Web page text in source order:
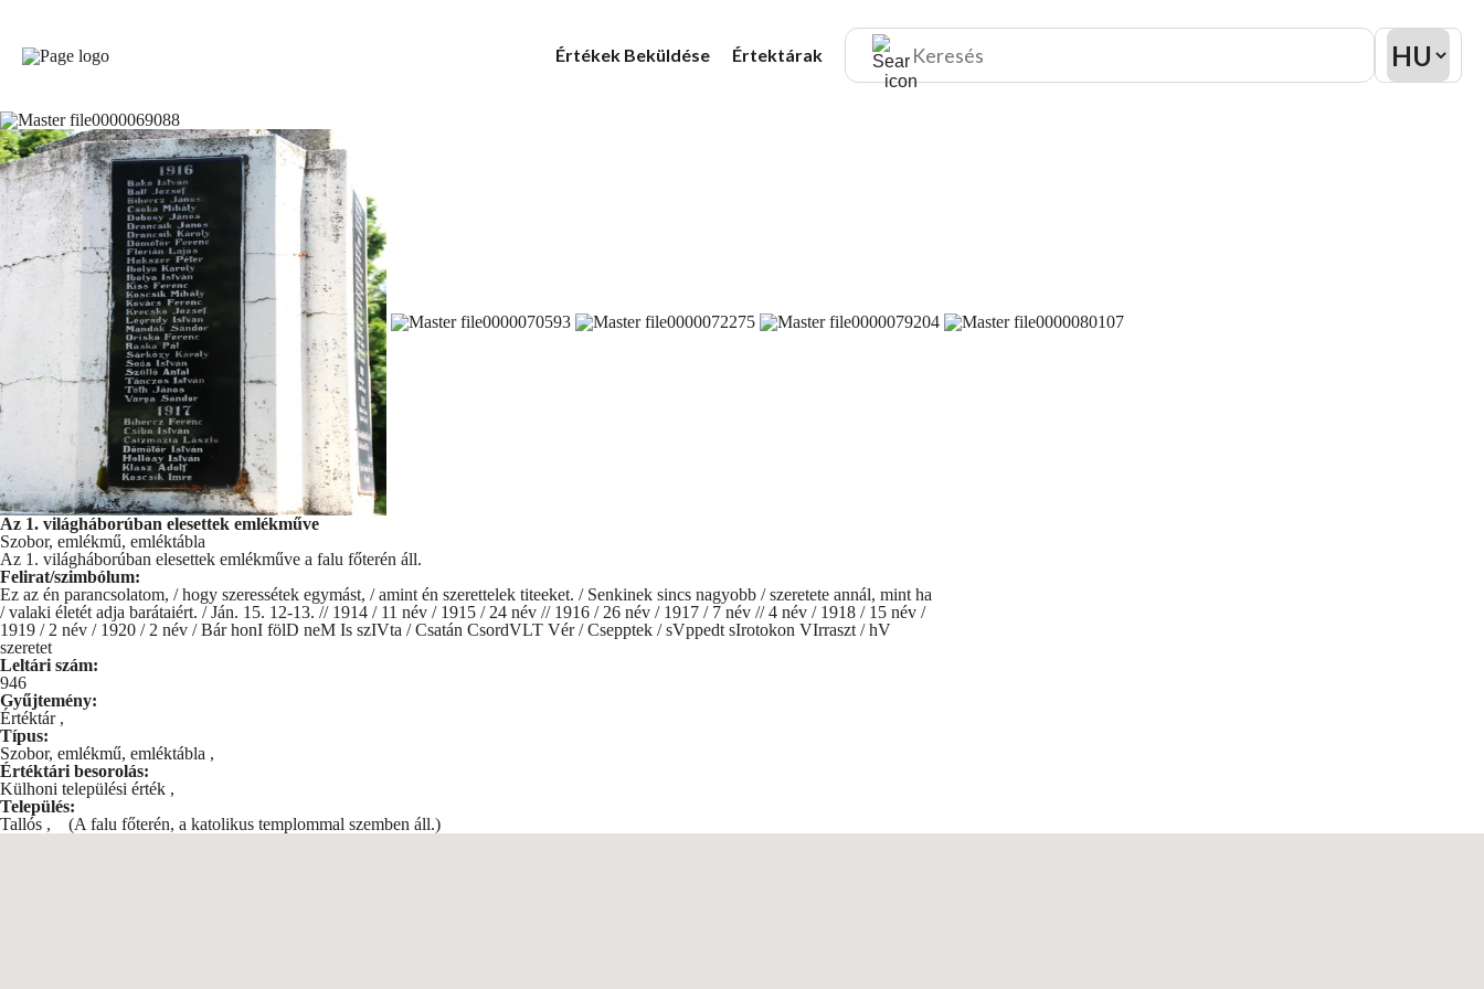
Értékek Beküldése Értektárak
Az 1. világháborúban elesettek emlékműve
Szobor, emlékmű, emléktábla
Az 1. világháborúban elesettek emlékműve a falu főterén áll.
Felirat/szimbólum:
Ez az én parancsolatom, / hogy szeressétek egymást, / amint én szerettelek titeeket. / Senkinek sincs nagyobb / szeretete annál, mint ha
/ valaki életét adja barátaiért. / Ján. 15. 12-13. // 1914 / 11 név / 1915 / 24 név // 1916 / 26 név / 1917 / 7 név // 4 név / 1918 / 15 név /
1919 / 2 név / 1920 / 2 név / Bár honI fölD neM Is szIVta / Csatán CsordVLT Vér / Csepptek / sVppedt sIrotokon VIrraszt / hV
szeretet
Leltári szám:
946
Gyűjtemény:
Értéktár ,
Típus:
Szobor, emlékmű, emléktábla ,
Értéktári besorolás:
Külhoni települési érték ,
Település:
Tallós , (A falu főterén, a katolikus templommal szemben áll.)